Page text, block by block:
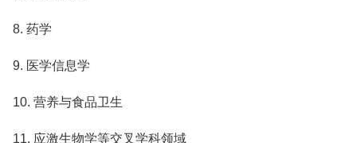
8. 药学
9. 医学信息学
10. 营养与食品卫生
11. 应激生物学等交叉学科领域